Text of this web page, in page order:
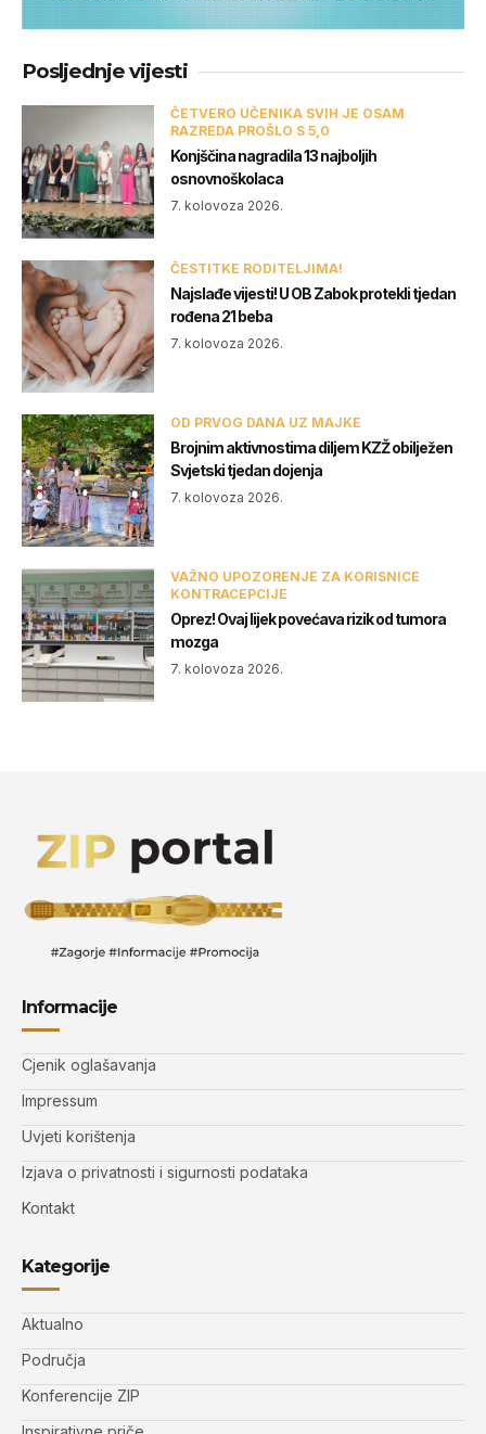
Posljednje vijesti
ČETVERO UČENIKA SVIH JE OSAM
RAZREDA PROŠLO S 5,0
Konjščina nagradila 13 najboljih
osnovnoškolaca
7. kolovoza 2026.
ČESTITKE RODITELJIMA!
Najslađe vijesti! U OB Zabok protekli tjedan
rođena 21 beba
7. kolovoza 2026.
OD PRVOG DANA UZ MAJKE
Brojnim aktivnostima diljem KZŽ obilježen
Svjetski tjedan dojenja
7. kolovoza 2026.
VAŽNO UPOZORENJE ZA KORISNICE
KONTRACEPCIJE
Oprez! Ovaj lijek povećava rizik od tumora
mozga
7. kolovoza 2026.
Informacije
Cjenik oglašavanja
Impressum
Uvjeti korištenja
Izjava o privatnosti i sigurnosti podataka
Kontakt
Kategorije
Aktualno
Područja
Konferencije ZIP